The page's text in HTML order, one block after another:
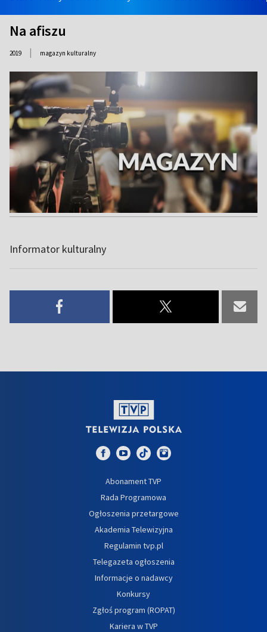
Na afiszu
2019 | magazyn kulturalny
Informator kulturalny
Abonament TVP
Rada Programowa
Ogłoszenia przetargowe
Akademia Telewizyjna
Regulamin tvp.pl
Telegazeta ogłoszenia
Informacje o nadawcy
Konkursy
Zgłoś program (ROPAT)
Kariera w TVP